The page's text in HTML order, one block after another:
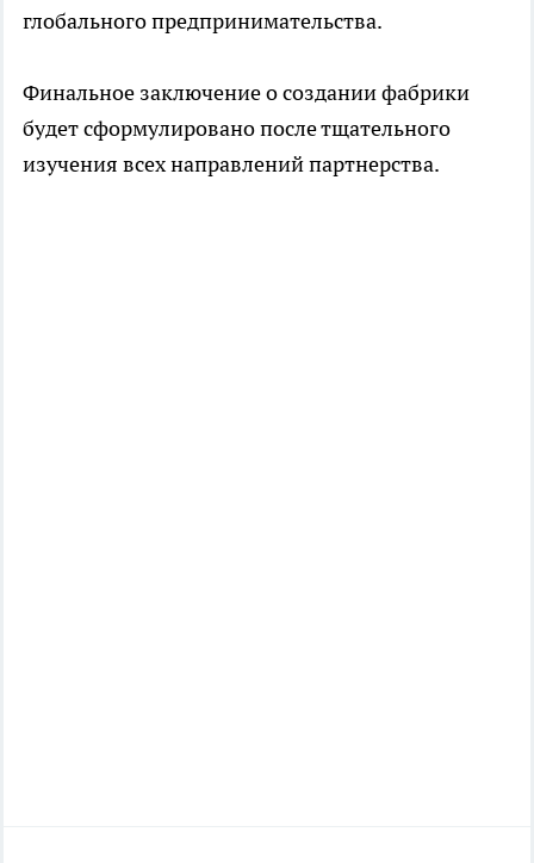
глобального предпринимательства.
Финальное заключение о создании фабрики
будет сформулировано после тщательного
изучения всех направлений партнерства.